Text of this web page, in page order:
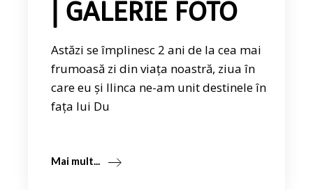
| GALERIE FOTO
Astăzi se împlinesc 2 ani de la cea mai
frumoasă zi din viața noastră, ziua în
care eu și Ilinca ne-am unit destinele în
fața lui Du
Mai mult...